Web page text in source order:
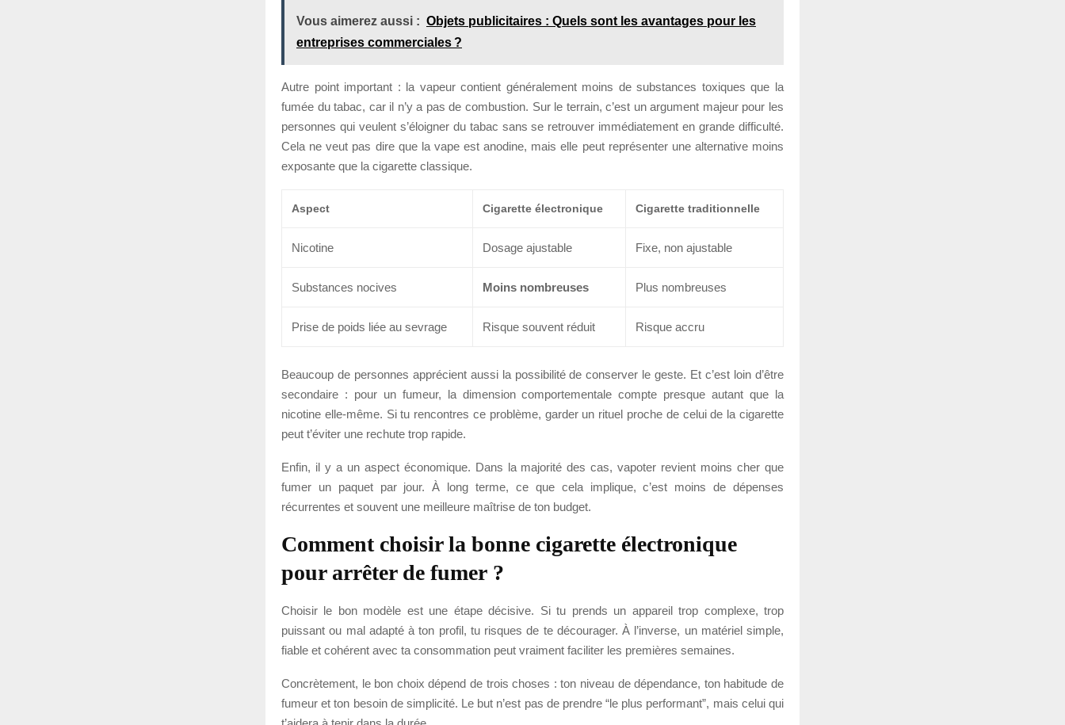
Vous aimerez aussi : Objets publicitaires : Quels sont les avantages pour les
entreprises commerciales ?
Autre point important : la vapeur contient généralement moins de substances toxiques que la
fumée du tabac, car il n’y a pas de combustion. Sur le terrain, c’est un argument majeur pour les
personnes qui veulent s’éloigner du tabac sans se retrouver immédiatement en grande difficulté.
Cela ne veut pas dire que la vape est anodine, mais elle peut représenter une alternative moins
exposante que la cigarette classique.
Aspect Cigarette électronique Cigarette traditionnelle
Nicotine Dosage ajustable Fixe, non ajustable
Substances nocives Moins nombreuses Plus nombreuses
Prise de poids liée au sevrage Risque souvent réduit Risque accru
Beaucoup de personnes apprécient aussi la possibilité de conserver le geste. Et c’est loin d’être
secondaire : pour un fumeur, la dimension comportementale compte presque autant que la
nicotine elle-même. Si tu rencontres ce problème, garder un rituel proche de celui de la cigarette
peut t’éviter une rechute trop rapide.
Enfin, il y a un aspect économique. Dans la majorité des cas, vapoter revient moins cher que
fumer un paquet par jour. À long terme, ce que cela implique, c’est moins de dépenses
récurrentes et souvent une meilleure maîtrise de ton budget.
Comment choisir la bonne cigarette électronique
pour arrêter de fumer ?
Choisir le bon modèle est une étape décisive. Si tu prends un appareil trop complexe, trop
puissant ou mal adapté à ton profil, tu risques de te décourager. À l’inverse, un matériel simple,
fiable et cohérent avec ta consommation peut vraiment faciliter les premières semaines.
Concrètement, le bon choix dépend de trois choses : ton niveau de dépendance, ton habitude de
fumeur et ton besoin de simplicité. Le but n’est pas de prendre “le plus performant”, mais celui qui